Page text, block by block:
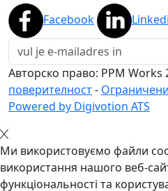
Facebook
Авторско право: PPM Works
поверителност-
Powered by Digivotion ATS
Ми використовуємо файли
використання нашого веб-
функціональності та